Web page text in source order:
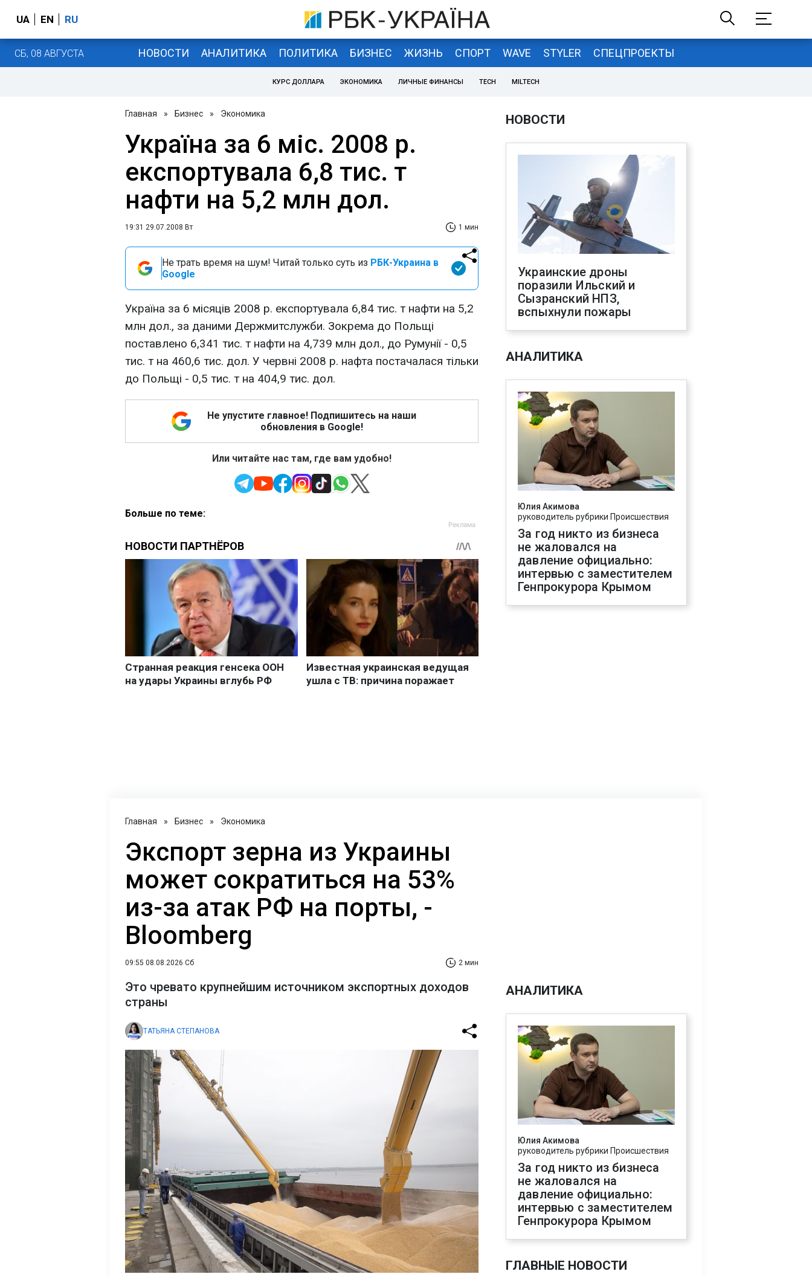
UA EN RU
СБ, 08 АВГУСТА НОВОСТИ АНАЛИТИКА ПОЛИТИКА БИЗНЕС ЖИЗНЬ СПОРТ WAVE STYLER СПЕЦПРОЕКТЫ
КУРС ДОЛЛАРА ЭКОНОМИКА ЛИЧНЫЕ ФИНАНСЫ TECH MILTECH
Главная » Бизнес » Экономика
Україна за 6 міс. 2008 р.
експортувала 6,8 тис. т
нафти на 5,2 млн дол.
19:31 29.07.2008 Вт 1 мин
Не трать время на шум! Читай только суть из РБК-Украина в
Google
Україна за 6 місяців 2008 р. експортувала 6,84 тис. т нафти на 5,2
млн дол., за даними Держмитслужби. Зокрема до Польщі
поставлено 6,341 тис. т нафти на 4,739 млн дол., до Румунії - 0,5
тис. т на 460,6 тис. дол. У червні 2008 р. нафта постачалася тільки
до Польщі - 0,5 тис. т на 404,9 тис. дол.
Не упустите главное! Подпишитесь на наши
обновления в Google!
Или читайте нас там, где вам удобно!
Больше по теме:
НОВОСТИ
Украинские дроны
поразили Ильский и
Сызранский НПЗ,
вспыхнули пожары
АНАЛИТИКА
Юлия Акимова
руководитель рубрики Происшествия
За год никто из бизнеса
не жаловался на
давление официально:
интервью с заместителем
Генпрокурора Крымом
Главная » Бизнес » Экономика
Экспорт зерна из Украины
может сократиться на 53%
из-за атак РФ на порты, -
Bloomberg
09:55 08.08.2026 Сб 2 мин
Это чревато крупнейшим источником экспортных доходов
страны
ТАТЬЯНА СТЕПАНОВА
АНАЛИТИКА
Юлия Акимова
руководитель рубрики Происшествия
За год никто из бизнеса
не жаловался на
давление официально:
интервью с заместителем
Генпрокурора Крымом
ГЛАВНЫЕ НОВОСТИ